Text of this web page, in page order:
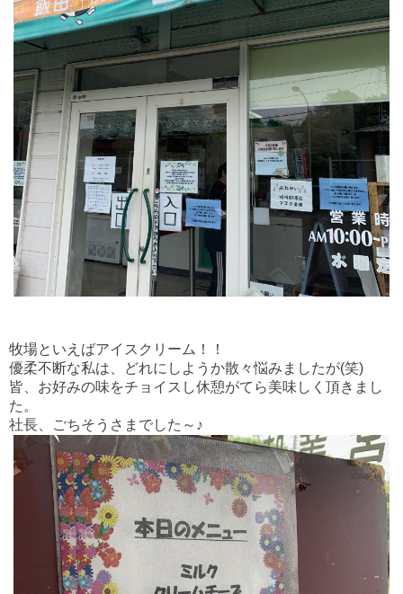
牧場といえばアイスクリーム！！
優柔不断な私は、どれにしようか散々悩みましたが(笑)
皆、お好みの味をチョイスし休憩がてら美味しく頂きまし
た。
社長、ごちそうさまでした～♪